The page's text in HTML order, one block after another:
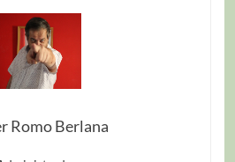
Romo Berlana